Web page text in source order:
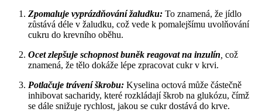
Zpomaluje vyprázdňování žaludku: To znamená, že jídlo
zůstává déle v žaludku, což vede k pomalejšímu uvolňování
cukru do krevního oběhu.
Ocet zlepšuje schopnost buněk reagovat na inzulín, což
znamená, že tělo dokáže lépe zpracovat cukr v krvi.
Potlačuje trávení škrobu: Kyselina octová může částečně
inhibovat sacharidy, které rozkládají škrob na glukózu, čímž
se dále snižuje rychlost, jakou se cukr dostává do krve.